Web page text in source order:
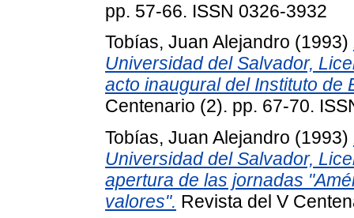
pp. 57-66. ISSN 0326-3932
Tobías, Juan Alejandro (1993)
Universidad del Salvador,
acto inaugural del Instituto de
Centenario (2). pp. 67-70.
Tobías, Juan Alejandro (1993)
Universidad del Salvador,
apertura de las jornadas
valores". Revista del V